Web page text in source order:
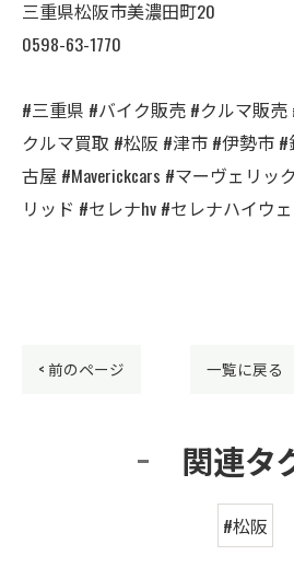
三重県松阪市美濃田町20
0598-63-1770
#三重県 #バイク販売 #クルマ販
クルマ買取 #松阪 #津市 #伊勢市
古屋 #Maverickcars #マーヴェリッ
リッド #セレナhv #セレナハイウ
< 前のページ 一覧に戻る
関連タ
#松阪